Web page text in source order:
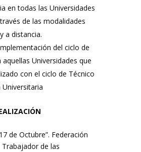
en todas las Universidades
de las modalidades
a distancia.
del ciclo de
aquellas Universidades que
con el ciclo de Técnico
de Octubre”. Federación
de las